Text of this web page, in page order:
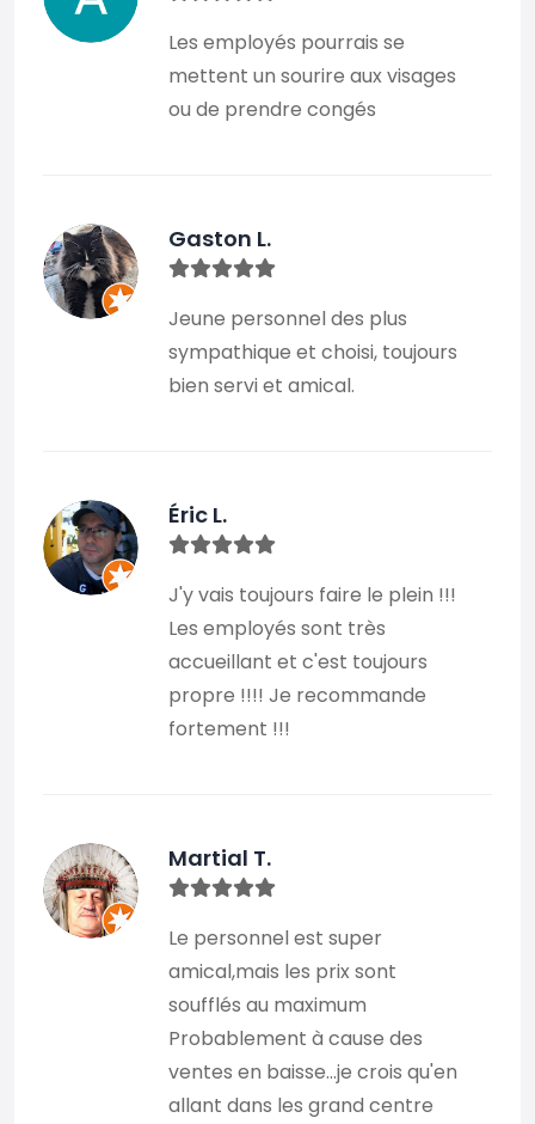
Les employés pourrais se
mettent un sourire aux visages
ou de prendre congés
Gaston L.
Jeune personnel des plus
sympathique et choisi, toujours
bien servi et amical.
Éric L.
J'y vais toujours faire le plein !!!
Les employés sont très
accueillant et c'est toujours
propre !!!! Je recommande
fortement !!!
Martial T.
Le personnel est super
amical,mais les prix sont
soufflés au maximum
Probablement à cause des
ventes en baisse...je crois qu'en
allant dans les grand centre